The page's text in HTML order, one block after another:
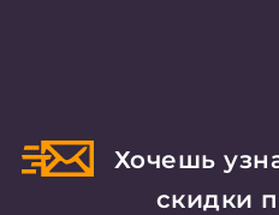
Хочешь
скидки